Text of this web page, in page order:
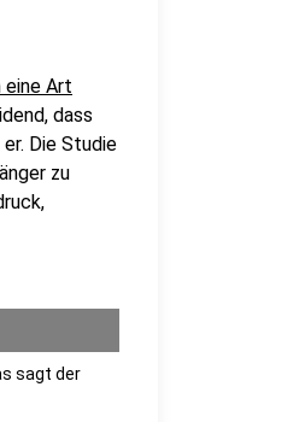
eine Art
dass
Die Studie
zu
sagt der